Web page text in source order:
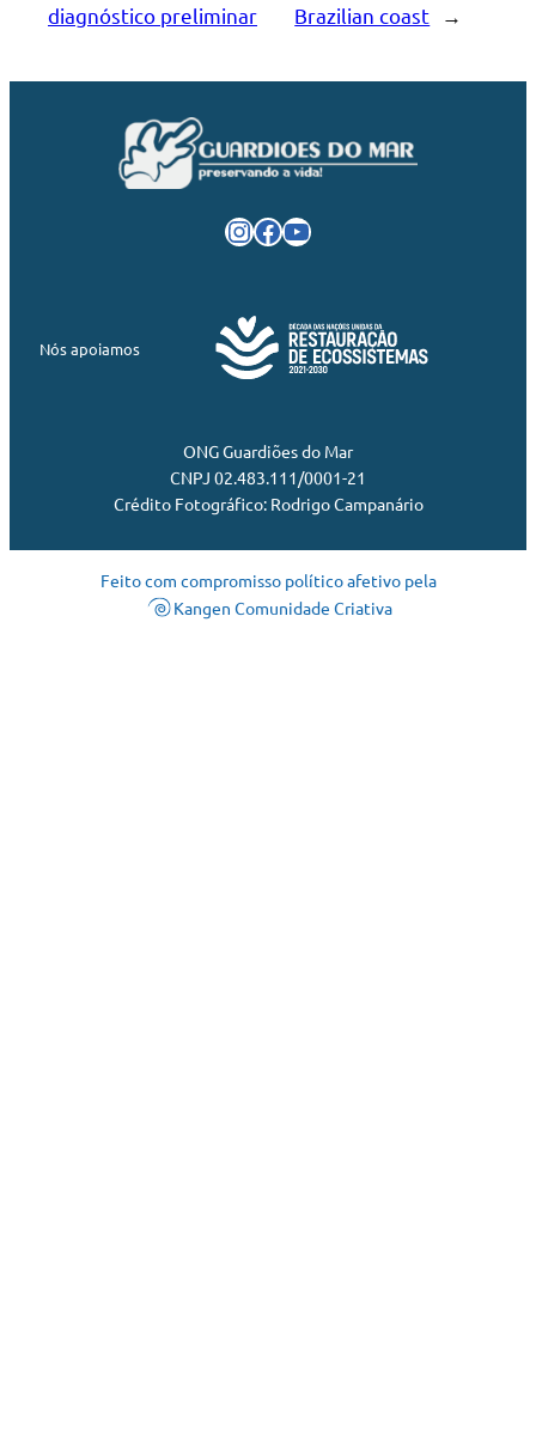
diagnóstico preliminar
Brazilian coast
→
InstagramFacebook Youtube
Nós apoiamos
ONG Guardiões do Mar
CNPJ 02.483.111/0001-21
Crédito Fotográfico: Rodrigo Campanário
Feito com compromisso político afetivo pela
Kangen Comunidade Criativa